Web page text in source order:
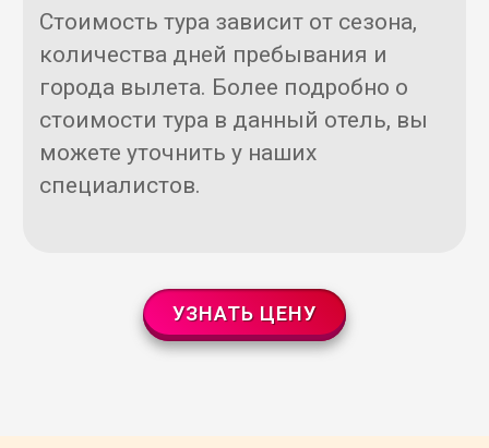
Стоимость тура зависит от сезона,
количества дней пребывания и
города вылета. Более подробно о
стоимости тура в данный отель, вы
можете уточнить у наших
специалистов.
УЗНАТЬ ЦЕНУ